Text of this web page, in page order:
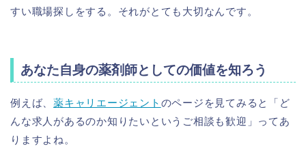
すい職場探しをする。それがとても大切なんです。
あなた自身の薬剤師としての価値を知ろう
例えば、薬キャリエージェント のページを見てみると「ど
んな求人があるのか知りたいというご相談も歓迎」ってあ
りますよね。